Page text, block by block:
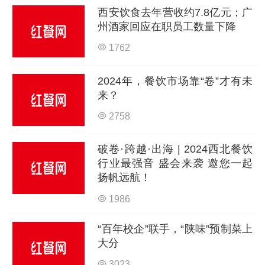
西安饮食去年营收约7.8亿元；广
州酒家回应在职员工数量下降
1762
2024年，餐饮市场靠“卷”才有未
来？
2758
破卷·跨越·出海 | 2024西北餐饮
行业最强音 盛会来袭 邀您一起
扬帆远航！
1986
“百年校企”联手，“陕味”预制菜上
大分